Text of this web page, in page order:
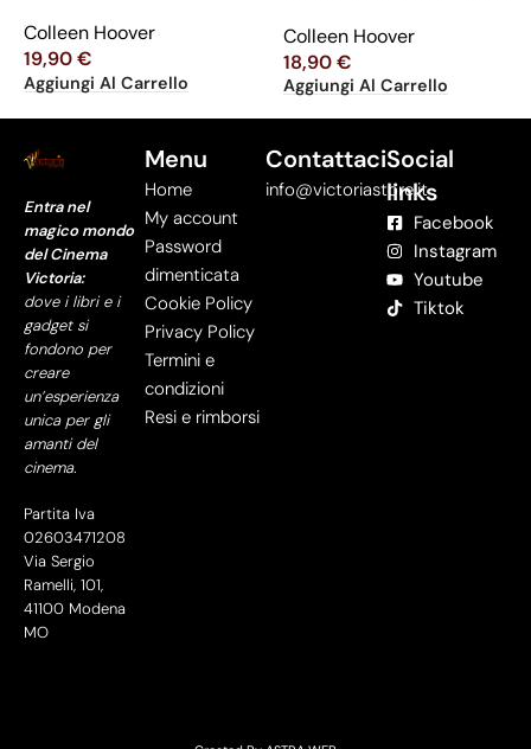
Colleen Hoover
19,90€
Aggiungi Al Carrello
Colleen Hoover
18,90€
Aggiungi Al Carrello
Entra nel
magico mondo
del Cinema
Victoria:
dove i libri e i
gadget si
fondono per
creare
un’esperienza
unica per gli
amanti del
cinema.
Partita Iva
02603471208
Via Sergio
Ramelli, 101,
41100 Modena
MO
Menu
Home
My account
Password
dimenticata
Cookie Policy
Privacy Policy
Termini e
condizioni
Resi e rimborsi
Contattaci
info@victoriastore.it
Social
links
Facebook
Instagram
Youtube
Tiktok